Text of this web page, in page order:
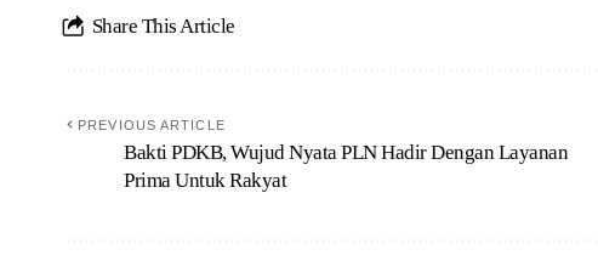
Share This Article
PREVIOUS ARTICLE
Bakti PDKB, Wujud Nyata PLN Hadir Dengan Layanan
Prima Untuk Rakyat